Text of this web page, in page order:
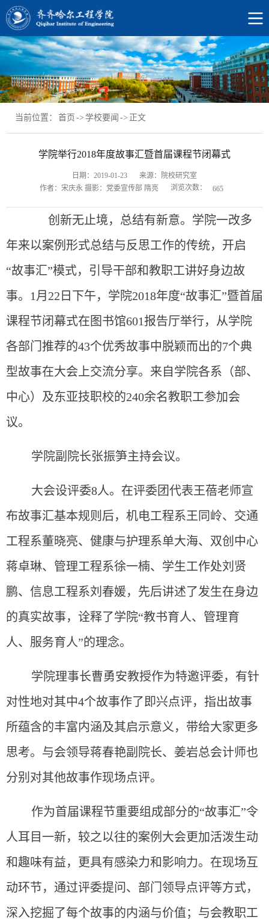
当前位置： 首页 -> 学校要闻 -> 正文
学院举行2018年度故事汇暨首届课程节闭幕式
日期：2019-01-23
来源：院校研究室
作者：宋庆永 摄影：党委宣传部 隋亮
浏览次数： 665
创新无止境，总结有新意。学院一改多
年来以案例形式总结与反思工作的传统，开启
“故事汇”模式，引导干部和教职工讲好身边故
事。1月22日下午，学院2018年度“故事汇”暨首届
课程节闭幕式在图书馆601报告厅举行，从学院
各部门推荐的43个优秀故事中脱颖而出的7个典
型故事在大会上交流分享。来自学院各系（部、
中心）及东亚技职校的240余名教职工参加会
议。
学院副院长张振笋主持会议。
大会设评委8人。在评委团代表王蓓老师宣
布故事汇基本规则后，机电工程系王同岭、交通
工程系董晓亮、健康与护理系单大海、双创中心
蒋卓琳、管理工程系徐一楠、学生工作处刘贤
鹏、信息工程系刘春媛，先后讲述了发生在身边
的真实故事，诠释了学院“教书育人、管理育
人、服务育人”的理念。
学院理事长曹勇安教授作为特邀评委，有针
对性地对其中4个故事作了即兴点评，指出故事
所蕴含的丰富内涵及其启示意义，带给大家更多
思考。与会领导蒋春艳副院长、姜岩总会计师也
分别对其他故事作现场点评。
作为首届课程节重要组成部分的“故事汇”令
人耳目一新，较之以往的案例大会更加活泼生动
和趣味有益，更具有感染力和影响力。在现场互
动环节，通过评委提问、部门领导点评等方式，
深入挖掘了每个故事的内涵与价值；与会教职工